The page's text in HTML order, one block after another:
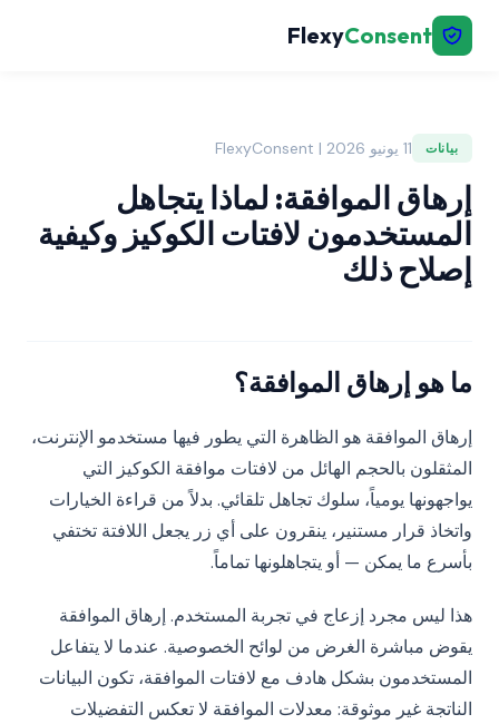
FlexyConsent
بيانات 11 يونيو 2026 | FlexyConsent
إرهاق الموافقة: لماذا يتجاهل
المستخدمون لافتات الكوكيز وكيفية
إصلاح ذلك
ما هو إرهاق الموافقة؟
إرهاق الموافقة هو الظاهرة التي يطور فيها مستخدمو الإنترنت،
المثقلون بالحجم الهائل من لافتات موافقة الكوكيز التي
يواجهونها يومياً، سلوك تجاهل تلقائي. بدلاً من قراءة الخيارات
واتخاذ قرار مستنير، ينقرون على أي زر يجعل اللافتة تختفي
بأسرع ما يمكن — أو يتجاهلونها تماماً.
هذا ليس مجرد إزعاج في تجربة المستخدم. إرهاق الموافقة
يقوض مباشرة الغرض من لوائح الخصوصية. عندما لا يتفاعل
المستخدمون بشكل هادف مع لافتات الموافقة، تكون البيانات
الناتجة غير موثوقة: معدلات الموافقة لا تعكس التفضيلات